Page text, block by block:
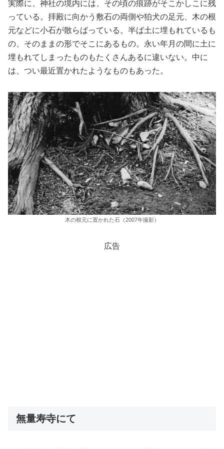
実際に、神社の境内には、その頃の痕跡がそこかしこに残
っている。拝殿に向かう敷石の両側や狛犬の足元、木の根
元などに小石が散らばっている。半ば土に埋もれているも
の、そのままの形でそこにあるもの。永い年月の間に土に
埋もれてしまったものもたくさんあるに違いない。中に
は、つい最近置かれたようなものもあった。
木の根元に置かれた石（2007年撮影）
広告
無量寿寺にて